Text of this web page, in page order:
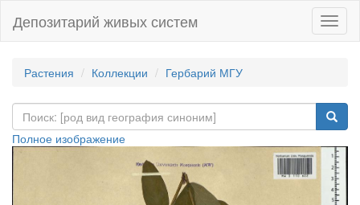
Депозитарий живых систем
Растения Коллекции Гербарий МГУ
Полное изображение